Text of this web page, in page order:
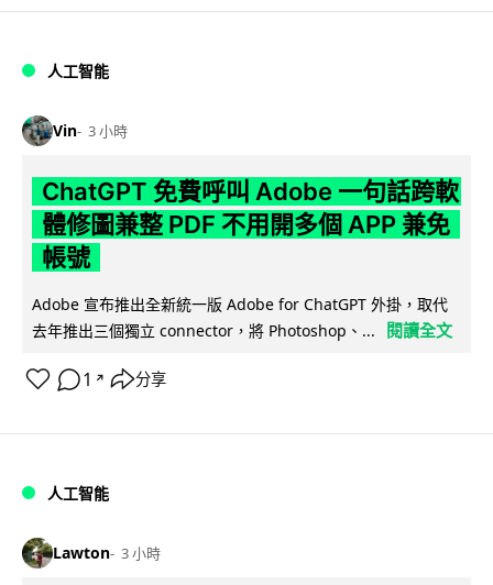
人工智能
Vin 3 小時
ChatGPT 免費呼叫 Adobe 一句話跨軟
體修圖兼整 PDF 不用開多個 APP 兼免
帳號
Adobe 宣布推出全新統一版 Adobe for ChatGPT 外掛，取代
去年推出三個獨立 connector，將 Photoshop、...
閱讀全文
1 ↗ 分享
人工智能
Lawton 3 小時